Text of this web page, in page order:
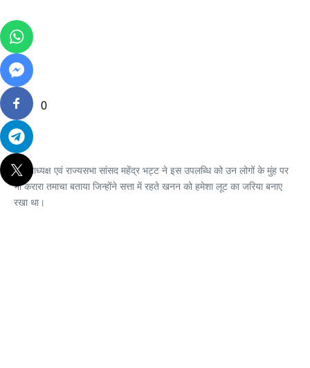
0
प्रदेशाध्यक्ष एवं राज्यसभा सांसद महेंद्र भट्ट ने इस उपलब्धि को उन लोगों के मुंह पर
भी करारा तमाचा बताया जिन्होंने सत्ता में रहते खनन को हमेशा लूट का जरिया बनाए
रखा था।